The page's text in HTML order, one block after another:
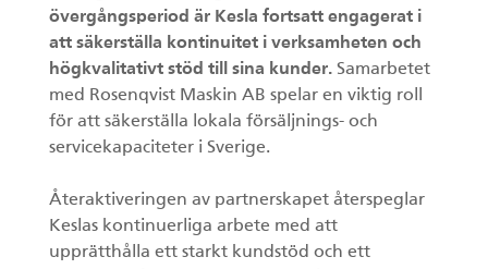
övergångsperiod är Kesla fortsatt engagerat i
att säkerställa kontinuitet i verksamheten och
högkvalitativt stöd till sina kunder. Samarbetet
med Rosenqvist Maskin AB spelar en viktig roll
för att säkerställa lokala försäljnings- och
servicekapaciteter i Sverige.
Återaktiveringen av partnerskapet återspeglar
Keslas kontinuerliga arbete med att
upprätthålla ett starkt kundstöd och ett